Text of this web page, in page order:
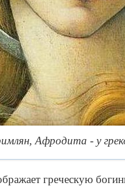
Афродита - у
греческую